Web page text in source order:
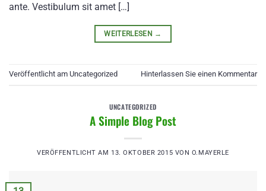
ante. Vestibulum sit amet […]
WEITERLESEN →
Veröffentlicht am Uncategorized Hinterlassen Sie einen Kommentar
UNCATEGORIZED
A Simple Blog Post
VERÖFFENTLICHT AM 13. OKTOBER 2015 VON O.MAYERLE